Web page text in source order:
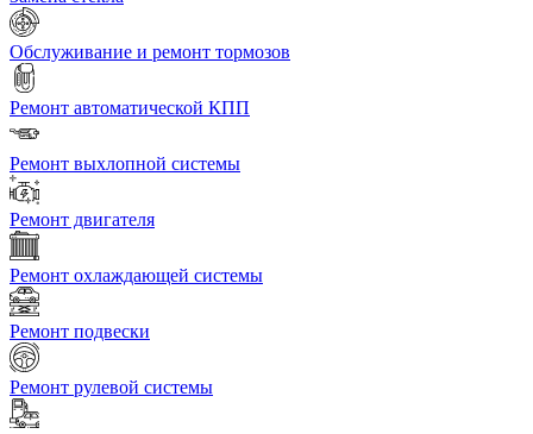
Обслуживание и ремонт тормозов
Ремонт автоматической КПП
Ремонт выхлопной системы
Ремонт двигателя
Ремонт охлаждающей системы
Ремонт подвески
Ремонт рулевой системы